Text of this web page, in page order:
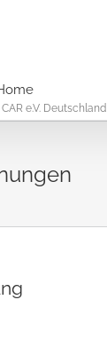
e.V. Deutschland